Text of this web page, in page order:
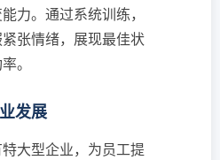
力。通过系统训练，
张情绪，展现最佳状
。
发展
大型企业，为员工提